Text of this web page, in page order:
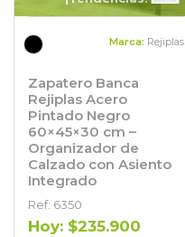
Marca: Rejiplas
Zapatero Banca
Rejiplas Acero
Pintado Negro
60×45×30 cm –
Organizador de
Calzado con Asiento
Integrado
Ref: 6350
Hoy: $235.900